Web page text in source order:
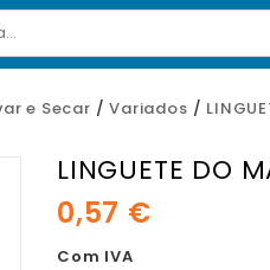
e Secar Variados
LINGUETE DO
0,57 €
Com IVA